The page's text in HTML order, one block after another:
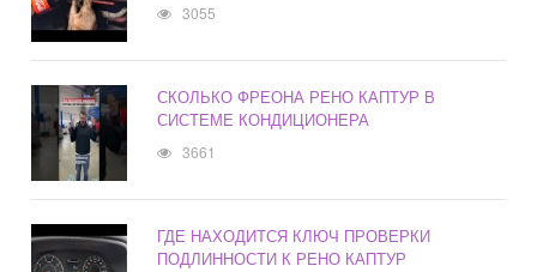
3055
СКОЛЬКО ФРЕОНА РЕНО КАПТУР В
СИСТЕМЕ КОНДИЦИОНЕРА
3661
ГДЕ НАХОДИТСЯ КЛЮЧ ПРОВЕРКИ
ПОДЛИННОСТИ К РЕНО КАПТУР